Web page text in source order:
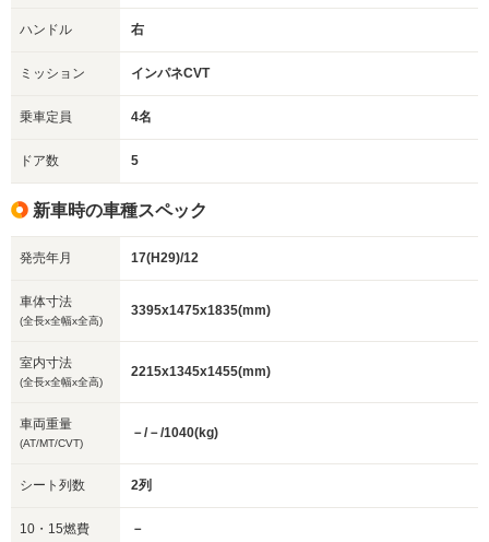
ハンドル 右
ミッション インパネCVT
乗車定員 4名
ドア数 5
新車時の車種スペック
発売年月 17(H29)/12
車体寸法
(全長x全幅x全高)
3395x1475x1835(mm)
室内寸法
(全長x全幅x全高)
2215x1345x1455(mm)
車両重量
(AT/MT/CVT)
－/－/1040(kg)
シート列数 2列
10・15燃費 －